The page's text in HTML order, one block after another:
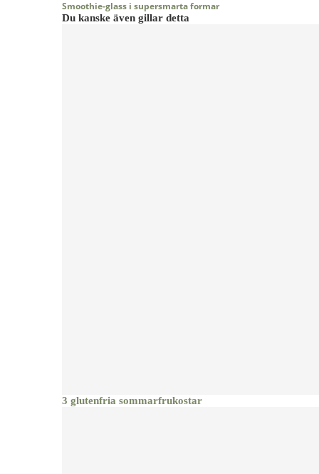
Smoothie-glass i supersmarta formar
Du kanske även gillar detta
3 glutenfria sommarfrukostar